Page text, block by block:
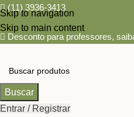
Skip to navigation
Skip to main content
(11) 3936-3413
Desconto para professores,
Buscar
Entrar / Registrar